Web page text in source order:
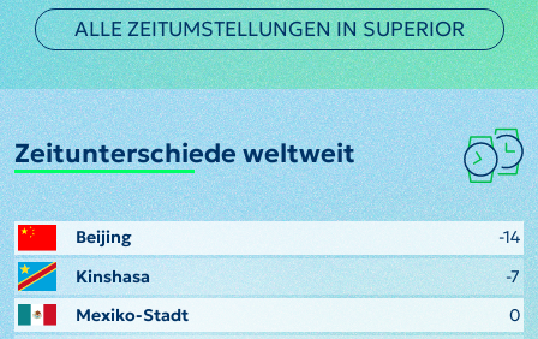
ALLE ZEITUMSTELLUNGEN IN SUPERIOR
Zeitunterschiede weltweit
Beijing
-14
Kinshasa
-7
Mexiko-Stadt
0